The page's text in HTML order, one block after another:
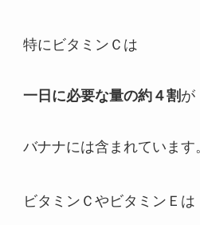
特にビタミンＣは
一日に必要な量の約４割 が
バナナには含まれています
ビタミンＣやビタミンＥは